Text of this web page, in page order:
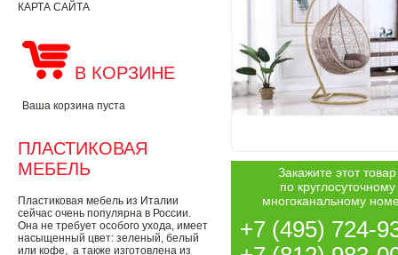
КАРТА САЙТА
В КОРЗИНЕ
Ваша корзина пуста
ПЛАСТИКОВАЯ
МЕБЕЛЬ
Пластиковая мебель из Италии
сейчас очень популярна в России.
Она не требует особого ухода, имеет
насыщенный цвет: зеленый, белый
или кофе, а также изготовлена из
Закажите этот товар
по круглосуточному
многоканальному
+7 (495) 724-